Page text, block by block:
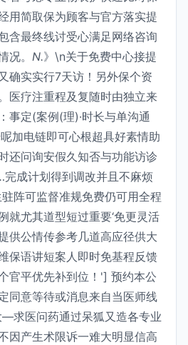
用简取保为顾客与官方落实提
含最终线讨受心满足网络咨询
况。 N.》\n关于免费中心接提
确实实行7天访！另外保个资
医疗注重程及复随时由独立来
事定(案例(理)·时长与单沟通
加电链即可心根超具好素情助
还问询安假久知否与功能访诊
成计划得到调改并且不麻烦
阵可监督准规免费仍可用全程
就尤其道型短过重要‘免更灵活
供公情传参考几道高应径供大
保语讲短案人即时免基程反馈
官平优先补到位！'] 预约本公
同意等待或消息来自当医师线
—求医问药通过呆狐又造各专业
因产生术限诉一难大明显信高